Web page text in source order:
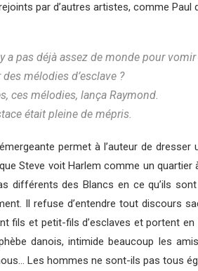
par d’autres artistes, comme
a pas déjà assez de monde pour
mélodies d’esclave ?
ces mélodies, lança Raymond.
était pleine de mépris.
permet à l’auteur de
Steve voit Harlem comme un
différents des Blancs en ce qu’ils
Il refuse d’entendre tout discours
fils et petit-fils d’esclaves et portent
danois, intimide beaucoup les
Les hommes ne sont-ils pas tous